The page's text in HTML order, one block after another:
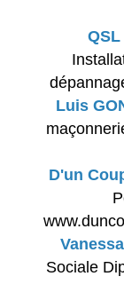
Luis
D'un
Sociale